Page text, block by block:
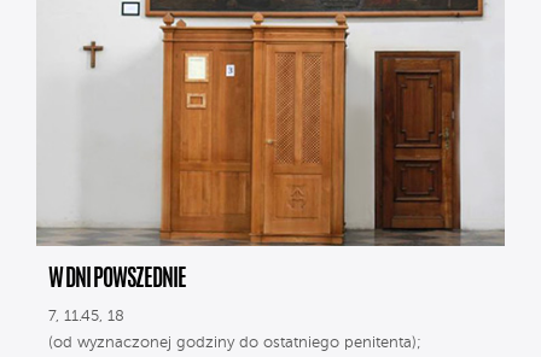
W DNI POWSZEDNIE
7, 11.45, 18
(od wyznaczonej godziny do ostatniego penitenta);